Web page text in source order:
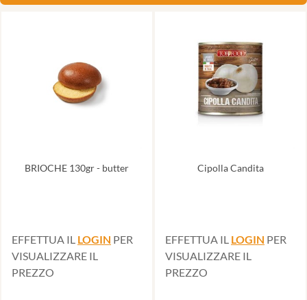
BRIOCHE 130gr - butter
EFFETTUA IL LOGIN PER
VISUALIZZARE IL
PREZZO
Cipolla Candita
EFFETTUA IL LOGIN PER
VISUALIZZARE IL
PREZZO